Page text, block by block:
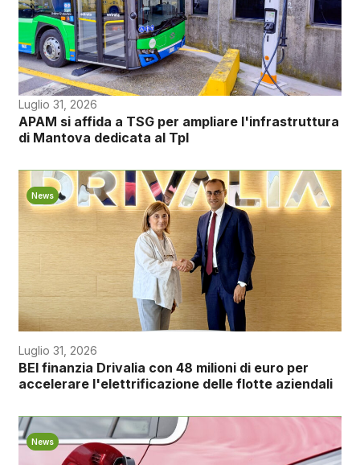
Luglio 31, 2026
APAM si affida a TSG per ampliare l'infrastruttura
di Mantova dedicata al Tpl
News
Luglio 31, 2026
BEI finanzia Drivalia con 48 milioni di euro per
accelerare l'elettrificazione delle flotte aziendali
News